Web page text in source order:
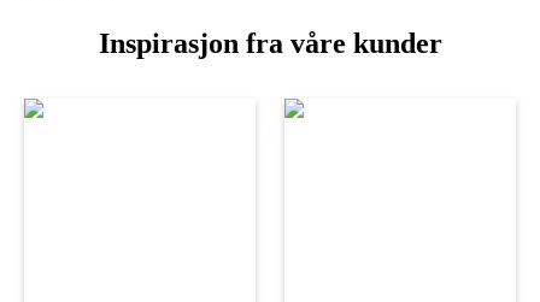
Inspirasjon fra våre kunder